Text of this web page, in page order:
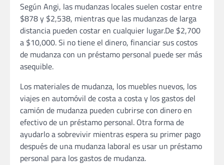
Según Angi, las mudanzas locales suelen costar entre
$878 y $2,538, mientras que las mudanzas de larga
distancia pueden costar en cualquier lugar.De $2,700
a $10,000. Si no tiene el dinero, financiar sus costos
de mudanza con un préstamo personal puede ser más
asequible.
Los materiales de mudanza, los muebles nuevos, los
viajes en automóvil de costa a costa y los gastos del
camión de mudanza pueden cubrirse con dinero en
efectivo de un préstamo personal. Otra forma de
ayudarlo a sobrevivir mientras espera su primer pago
después de una mudanza laboral es usar un préstamo
personal para los gastos de mudanza.